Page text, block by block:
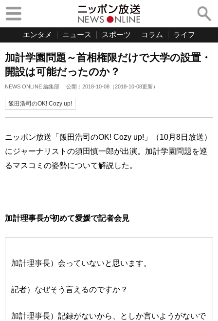
エンタメ ニュース スポーツ コラム ライフ
加計学園問題～首相権限だけで大学の設置・
開設は可能だったのか？
NEWS ONLINE 編集部 公開： 2018-10-08 （2018-10-08更新）
飯田浩司のOK! Cozy up!
ニッポン放送「飯田浩司のOK! Cozy up!」（10月8日放送）
にジャーナリストの須田慎一郎が出演。加計学園問題を巡
るマスコミの姿勢について解説した。
加計理事長が初めて愛媛で記者会見
加計理事長）会っていないと思います。
記者）なぜそう言えるのですか？
加計理事長）記録がないから、としか言いようがないで